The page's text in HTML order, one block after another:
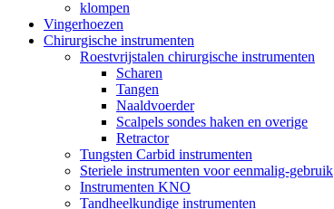
klompen
Vingerhoezen
Chirurgische instrumenten
Roestvrijstalen chirurgische instrumenten
Scharen
Tangen
Naaldvoerder
Scalpels sondes haken en overige
Retractor
Tungsten Carbid instrumenten
Steriele instrumenten voor eenmalig-gebruik
Instrumenten KNO
Tandheelkundige instrumenten